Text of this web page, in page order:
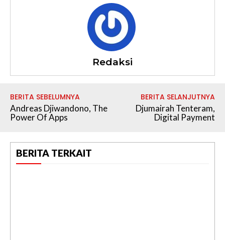
Redaksi
BERITA SEBELUMNYA
Andreas Djiwandono, The
Power Of Apps
BERITA SELANJUTNYA
Djumairah Tenteram,
Digital Payment
BERITA TERKAIT